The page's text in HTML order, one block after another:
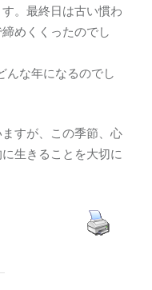
。最終日は古い慣わ
めくくったのでし
んな年になるのでし
ますが、この季節、心
生きることを大切に